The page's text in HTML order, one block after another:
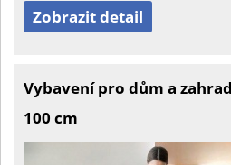
Zobrazit detail
Vybavení pro dům a
100 cm